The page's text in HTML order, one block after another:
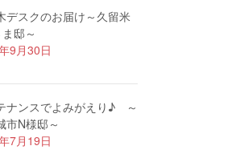
デスクのお届け～久留米
邸～
9月30日
ナンスでよみがえり♪ ～
市N様邸～
7月19日